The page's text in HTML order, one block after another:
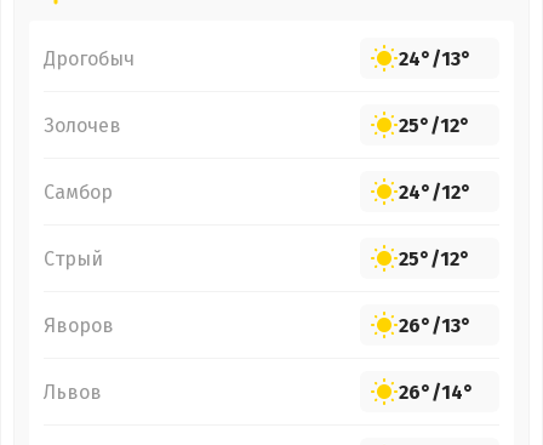
Дрогобыч 24°/13°
Золочев 25°/12°
Самбор 24°/12°
Стрый 25°/12°
Яворов 26°/13°
Львов 26°/14°